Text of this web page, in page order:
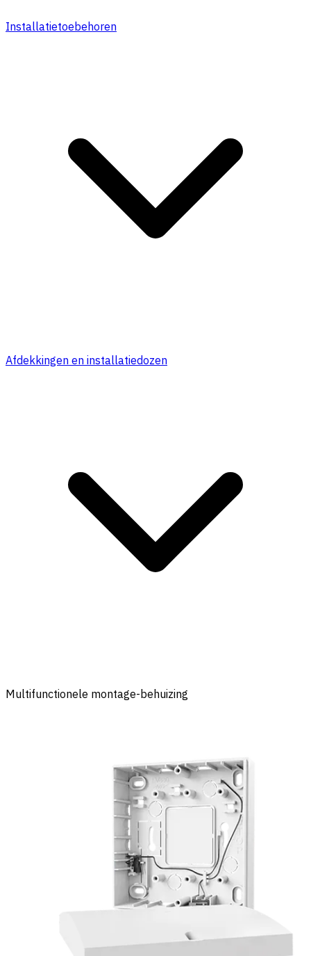
Installatietoebehoren
Afdekkingen en installatiedozen
Multifunctionele montage-behuizing